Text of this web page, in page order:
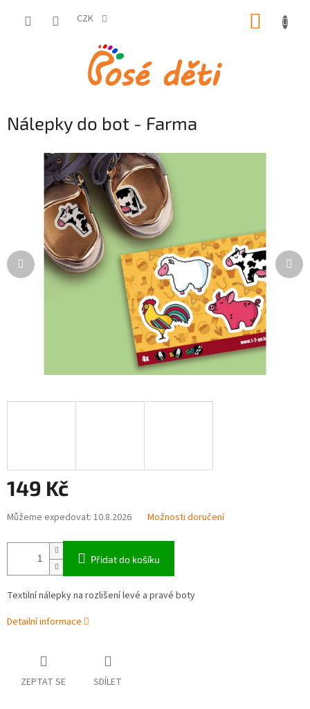
CZK
Nálepky do bot - Farma
149 Kč
Měrná
cena:
Můžeme expedovat: 10.8.2026 Možnosti doručení
Přidat do košíku
Textilní nálepky na rozlišení levé a pravé boty
Detailní informace
ZEPTAT SE SDÍLET